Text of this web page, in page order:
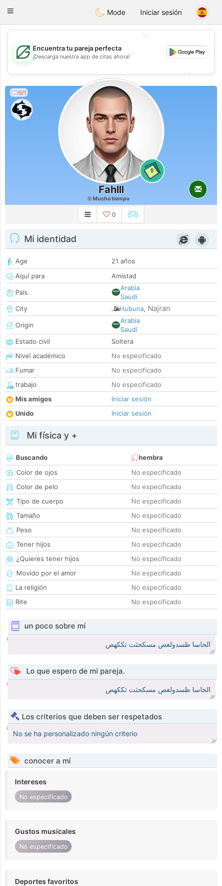
GulfDating
Toggle
Mode Iniciar sesión
💖
💕
💕
Encuentra tu pareja perfecta
¡Descarga nuestra app de citas ahora!
0/1
0
Fahlll
Mucho tiempo
0
Mi identidad
Age
21 años
Aquí para
Amistad
País
Arabia
Saudí
City
Hubuna, Najran
Origin
Arabia
Saudí
Estado civil
Soltera
Nivel académico
No especificado
Fumar
No especificado
trabajo
No especificado
Mis amigos
Iniciar sesión
Unido
Iniciar sesión
Mi física y +
Buscando
hembra
Color de ojos
No especificado
Color de pelo
No especificado
Tipo de cuerpo
No especificado
Tamaño
No especificado
Peso
No especificado
Tener hijos
No especificado
¿Quieres tener hijos
No especificado
Movido por el amor
No especificado
La religión
No especificado
Rite
No especificado
un poco sobre mí
الخاسا ظسدولغص مسكحثت ثككهص
Lo que espero de mi pareja.
الخاسا ظسدولغص مسكحثت ثككهص
Los criterios que deben ser respetados
No se ha personalizado ningún criterio
conocer a mí
Intereses
No especificado
Gustos musicales
No especificado
Deportes favoritos